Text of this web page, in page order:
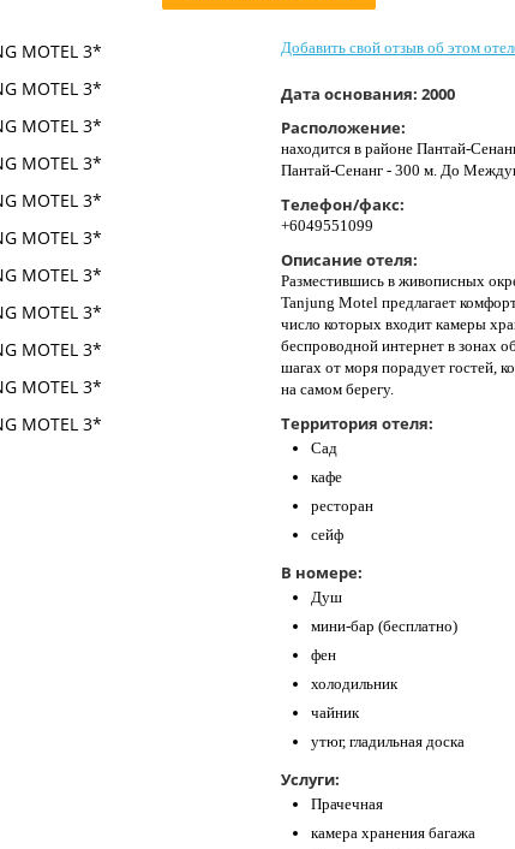
Добавить свой отзыв об этом
Дата основания: 2000
Расположение:
находится в районе Пантай-
Пантай-Сенанг - 300 м. До
Телефон/факс:
+6049551099
Описание отеля:
Разместившись в живописных
Tanjung Motel предлагает
число которых входит камеры
беспроводной интернет в зонах
шагах от моря порадует гостей,
на самом берегу.
Территория отеля:
Сад
кафе
ресторан
сейф
В номере:
Душ
мини-бар (бесплатно)
фен
холодильник
чайник
утюг, гладильная доска
Услуги:
Прачечная
камера хранения багажа